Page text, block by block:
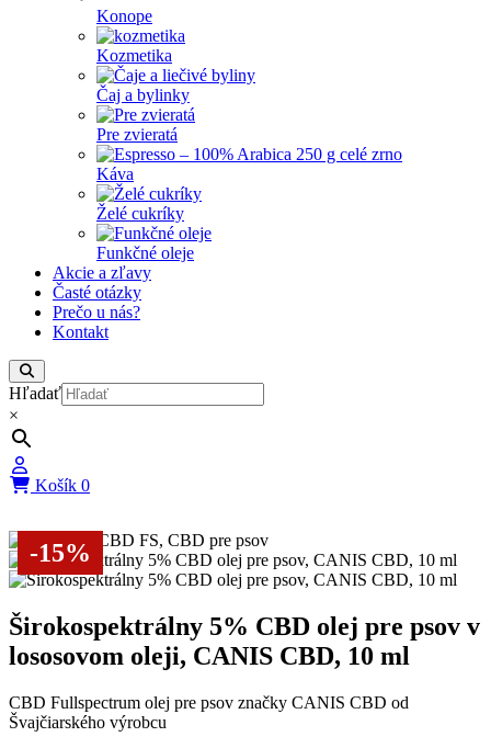
Konope
Kozmetika
Čaj a bylinky
Pre zvieratá
Káva
Želé cukríky
Funkčné oleje
Akcie a zľavy
Časté otázky
Prečo u nás?
Kontakt
Hľadať
×
Košík 0
-15%
Širokospektrálny 5% CBD olej pre psov v
lososovom oleji, CANIS CBD, 10 ml
CBD Fullspectrum olej pre psov značky CANIS CBD od
Švajčiarského výrobcu